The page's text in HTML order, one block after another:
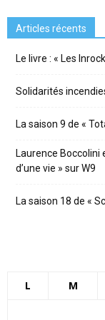
Articles récents
Le livre : « Les
Solidarités
La saison 9 de «
Laurence
d’une vie » sur W9
La saison 18 de «
L M